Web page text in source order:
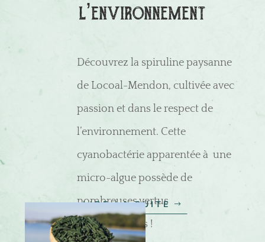
l’environnement
Découvrez la spiruline paysanne
de Locoal-Mendon, cultivée avec
passion et dans le respect de
l’environnement. Cette
cyanobactérie apparentée à une
micro-algue possède de
nombreuses vertus
nutritionnelles !
LIRE LA SUITE